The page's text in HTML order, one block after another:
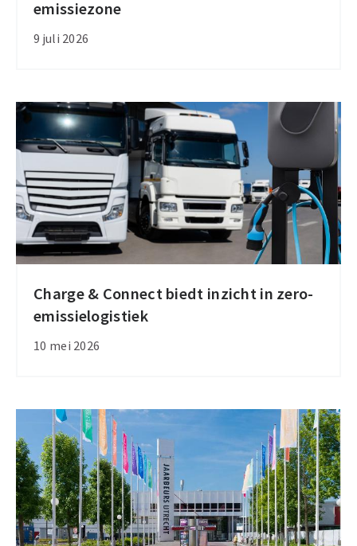
emissiezone
9 juli 2026
zet
stap
emissiezone
Charge & Connect biedt inzicht in zero-
emissielogistiek
10 mei 2026
Charge
&
Connect
in
zero-
emissielogistiek